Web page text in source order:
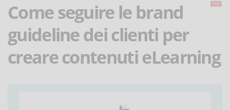
Come seguire le brand
guideline dei clienti per
creare contenuti eLearning